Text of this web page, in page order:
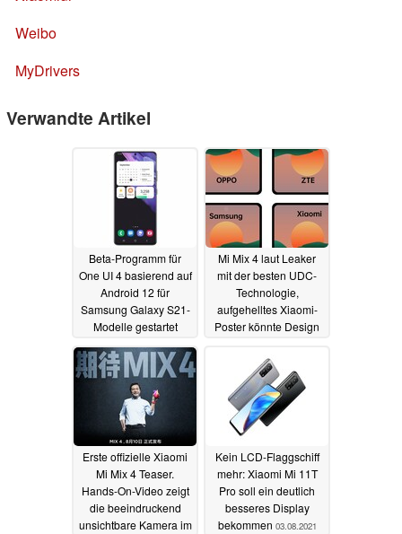
Weibo
MyDrivers
Verwandte Artikel
Beta-Programm für
One UI 4 basierend auf
Android 12 für
Samsung Galaxy S21-
Modelle gestartet
14.09.2021
Mi Mix 4 laut Leaker
mit der besten UDC-
Technologie,
aufgehelltes Xiaomi-
Poster könnte Design
Erste offizielle Xiaomi
Mi Mix 4 Teaser.
Hands-On-Video zeigt
die beeindruckend
unsichtbare Kamera im
Kein LCD-Flaggschiff
mehr: Xiaomi Mi 11T
Pro soll ein deutlich
besseres Display
bekommen 03.08.2021